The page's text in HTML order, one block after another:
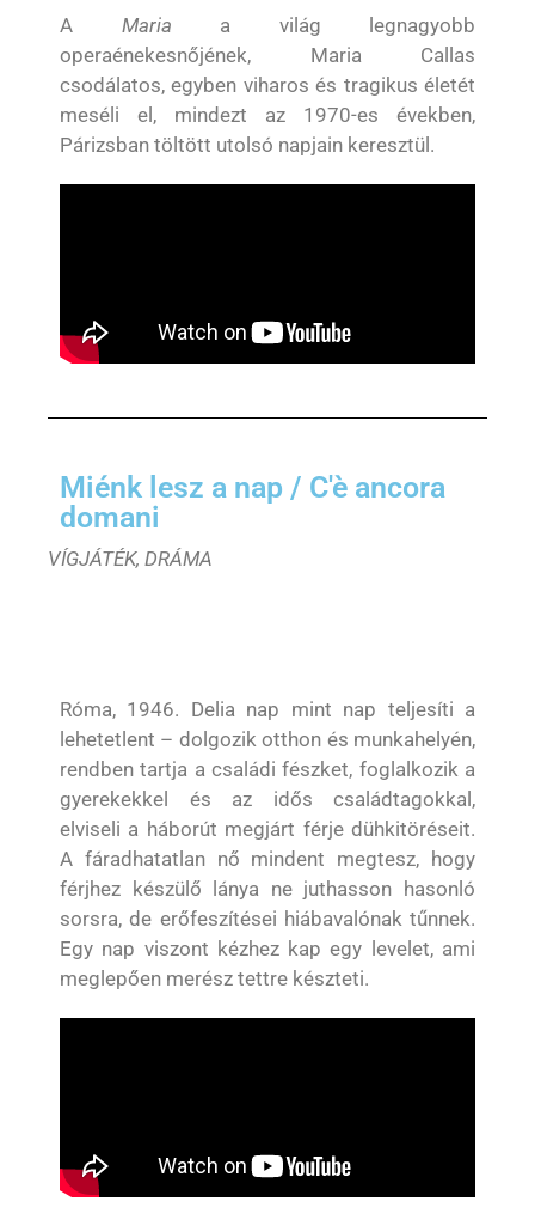
A Maria a világ legnagyobb
operaénekesnőjének, Maria Callas
csodálatos, egyben viharos és tragikus életét
meséli el, mindezt az 1970-es években,
Párizsban töltött utolsó napjain keresztül.
Miénk lesz a nap / C'è ancora
domani
VÍGJÁTÉK, DRÁMA
Róma, 1946. Delia nap mint nap teljesíti a
lehetetlent – dolgozik otthon és munkahelyén,
rendben tartja a családi fészket, foglalkozik a
gyerekekkel és az idős családtagokkal,
elviseli a háborút megjárt férje dühkitöréseit.
A fáradhatatlan nő mindent megtesz, hogy
férjhez készülő lánya ne juthasson hasonló
sorsra, de erőfeszítései hiábavalónak tűnnek.
Egy nap viszont kézhez kap egy levelet, ami
meglepően merész tettre készteti.